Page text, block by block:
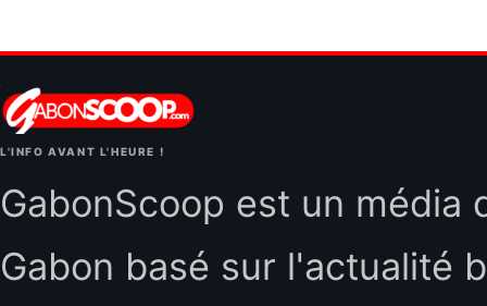
L'INFO AVANT L'HEURE !
GabonScoop est un média
Gabon basé sur l'actualité